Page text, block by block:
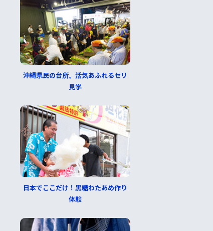
沖縄県民の台所。活気あふれるセリ
見学
日本でここだけ！黒糖わたあめ作り
体験